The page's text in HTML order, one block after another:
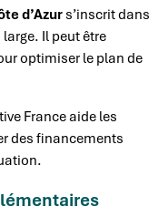
d’Azur s’inscrit dans
Il peut être
optimiser le plan de
France aide les
des financements